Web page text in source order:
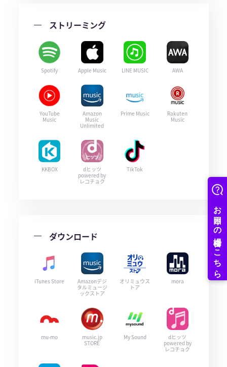
ストリーミング
Spotify Apple Music LINE MUSIC AWA
YouTube
Music
Amazon
Music
Unlimited
Prime Music
Rakuten
Music
KKBOX
dヒッツ
powered by
レコチョク
TikTok
ダウンロード
iTunes Store
Amazonデジ
タルミュージ
ックストア
オリミュウス
トア
mora
mu-mo
music.jp
STORE
My Sound
dヒッツ
powered by
レコチョク